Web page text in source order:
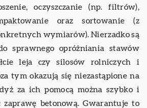
oczyszczanie (np. filtrów),
oraz sortowanie (z
wymiarów). Nierzadko są
sprawnego opróżniania stawów
leja czy silosów rolniczych i
tym okazują się niezastąpione na
za ich pomocą można szybko i
zaprawę betonową. Gwarantuje to